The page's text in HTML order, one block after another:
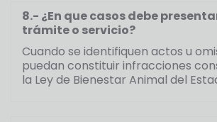
8.- ¿En que casos debe
trámite o servicio?
Cuando se identifiquen actos u
puedan constituir infracciones
la Ley de Bienestar Animal del